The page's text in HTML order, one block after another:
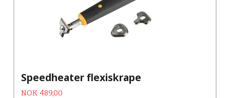
Speedheater flexiskrape
Tilbud
NOK 489,00Rabatt